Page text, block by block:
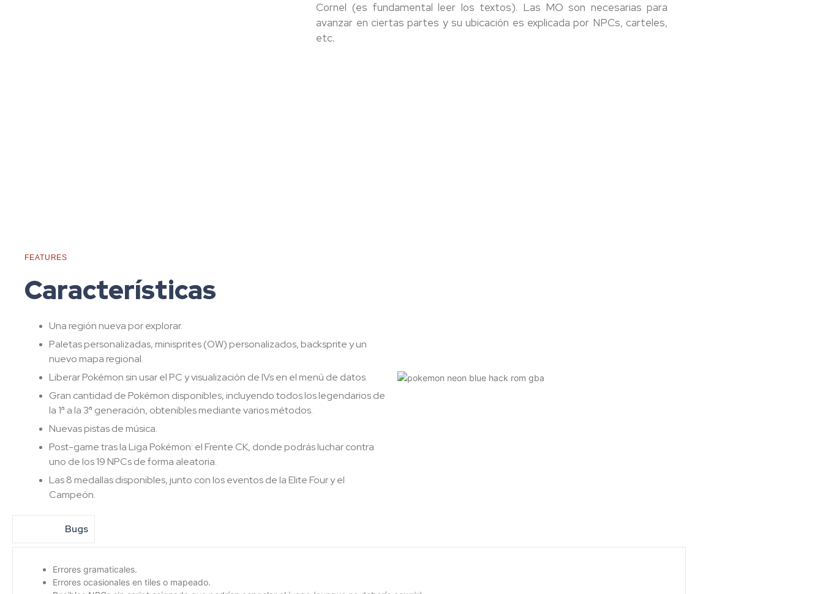
Cornel (es fundamental leer los textos). Las MO son necesarias para
avanzar en ciertas partes y su ubicación es explicada por NPCs, carteles,
etc.
FEATURES
Características
Una región nueva por explorar.
Paletas personalizadas, minisprites (OW) personalizados, backsprite y un
nuevo mapa regional.
Liberar Pokémon sin usar el PC y visualización de IVs en el menú de datos.
Gran cantidad de Pokémon disponibles, incluyendo todos los legendarios de
la 1ª a la 3ª generación, obtenibles mediante varios métodos.
Nuevas pistas de música.
Post-game tras la Liga Pokémon: el Frente CK, donde podrás luchar contra
uno de los 19 NPCs de forma aleatoria.
Las 8 medallas disponibles, junto con los eventos de la Elite Four y el
Campeón.
Bugs
Errores gramaticales.
Errores ocasionales en tiles o mapeado.